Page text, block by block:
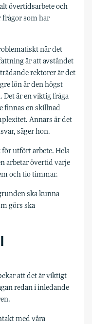
övertidsarbete och
frågor som har
när det
är att avståndet
rektorer är det
lön är den högst
Det är en viktig fråga
finnas en skillnad
Annars är det
säger hon.
utfört arbete. Hela
arbetar övertid varje
och tio timmar.
ska kunna
görs ska
att det är viktigt
redan i inledande
med våra